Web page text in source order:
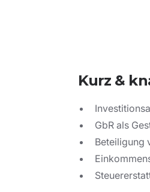
Kurz &
GbR als
Beteiligung